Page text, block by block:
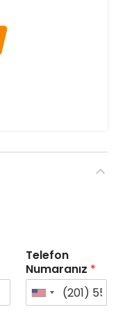
Telefon
Numaranız *